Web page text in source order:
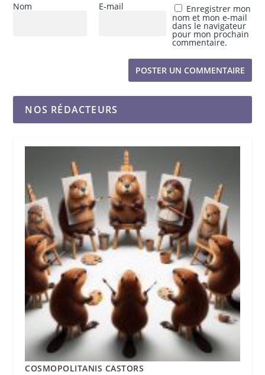
Nom E-mail Enregistrer mon
nom et mon e-mail
dans le navigateur
pour mon prochain
commentaire.
NOS RÉDACTEURS
COSMOPOLITANIS CASTORS